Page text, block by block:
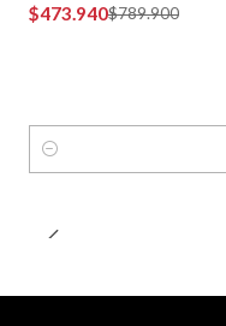
$473.940$789.900
Cantidad